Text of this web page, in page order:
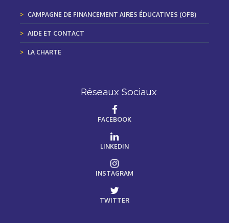
CAMPAGNE DE FINANCEMENT AIRES ÉDUCATIVES (OFB)
AIDE ET CONTACT
LA CHARTE
Réseaux Sociaux
FACEBOOK
LINKEDIN
INSTAGRAM
TWITTER